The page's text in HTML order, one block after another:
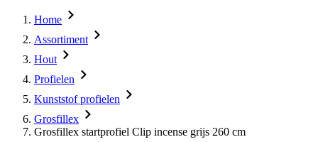
Home
Assortiment
Hout
Profielen
Kunststof profielen
Grosfillex
Grosfillex startprofiel Clip incense grijs 260 cm